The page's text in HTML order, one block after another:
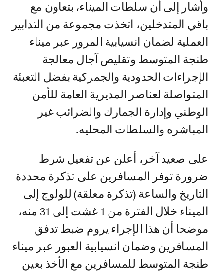
وأشار إلى أن سلطات الميناء، بتعاون مع
باقي المتدخلين، اتخذت مجموعة من التدابير
العملية لضمان انسيابية المرور عبر ميناء
طنجة المتوسط وتقليص آجال معالجة
الإجراءات الحدودية والجمركية بفضل التعبئة
المتواصلة لعناصر المديرية العامة للأمن
الوطني وإدارة الجمارك والضرائب غير
المباشرة والسلطات المحلية.
على صعيد آخر، أعلن عن تفعيل شرط
ضرورة توفر المسافرين على تذكرة محددة
التاريخ والساعة (تذكرة معلقة) للولوج إلى
الميناء خلال الفترة من 1 غشت إلى 31 منه،
موضحا أن هذا الإجراء يروم ضبط تدفق
المسافرين وضمان انسيابية العبور عبر ميناء
طنجة المتوسط للمسافرين مع الأخذ بعين